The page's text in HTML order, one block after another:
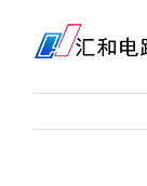
content